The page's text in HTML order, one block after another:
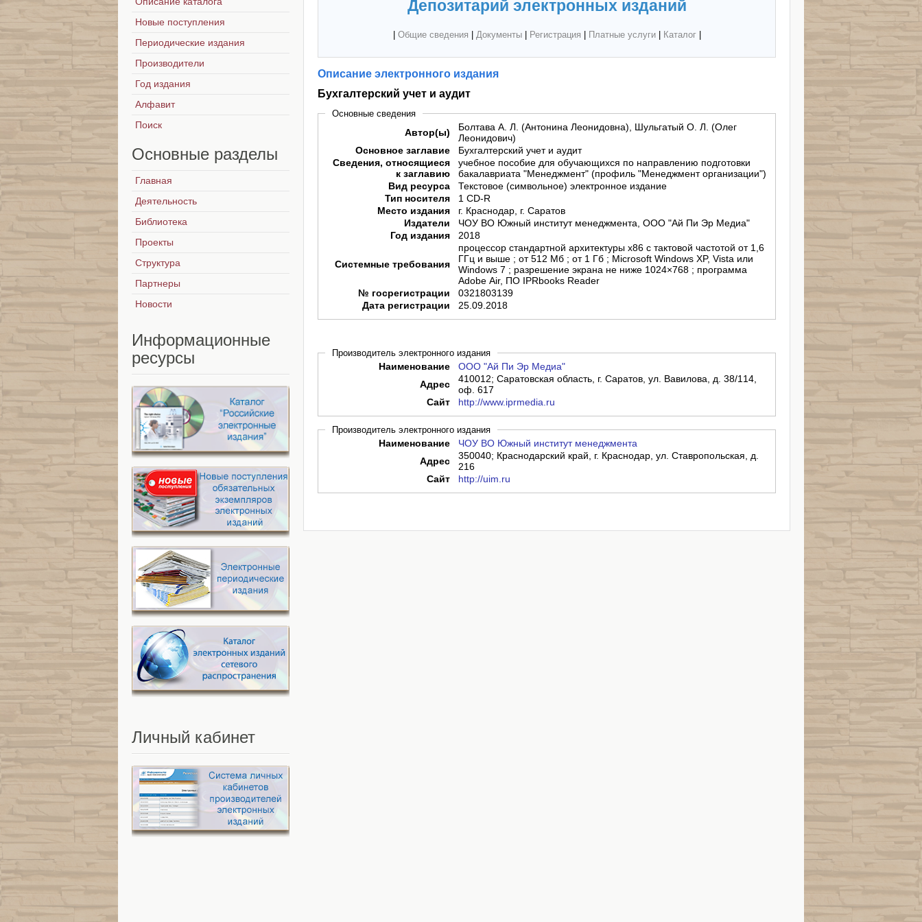
Депозитарий электронных изданий
Общие сведения Документы| Регистрация Платные услуги| Каталог|
Описание электронного издания
Бухгалтерский учет и аудит
Основные сведения
Автор(ы)
Болтава А. Л. (Антонина Леонидовна), Шульгатый О. Л. (Олег
Леонидович)
Основное заглавие
Бухгалтерский учет и аудит
Сведения, относящиеся
к заглавию
учебное пособие для обучающихся по направлению подготовки
бакалавриата "Менеджмент" (профиль "Менеджмент организации")
Вид ресурса
Текстовое (символьное) электронное издание
Тип носителя
1 CD-R
Место издания
г. Краснодар, г. Саратов
Издатели
ЧОУ ВО Южный институт менеджмента, ООО "Ай Пи Эр Медиа"
Год издания
2018
Системные требования
процессор стандартной архитектуры x86 с тактовой частотой от 1,6
ГГц и выше ; от 512 Мб ; от 1 Гб ; Microsoft Windows XP, Vista или
Windows 7 ; разрешение экрана не ниже 1024×768 ; программа
Adobe Air, ПО IPRbooks Reader
№ госрегистрации
0321803139
Дата регистрации
25.09.2018
Производитель электронного издания
Наименование
ООО "Ай Пи Эр Медиа"
Адрес
410012; Саратовская область, г. Саратов, ул. Вавилова, д. 38/114,
оф. 617
Сайт
http://www.iprmedia.ru
Производитель электронного издания
Наименование
ЧОУ ВО Южный институт менеджмента
Адрес
350040; Краснодарский край, г. Краснодар, ул. Ставропольская, д.
216
Сайт
http://uim.ru
Новые поступления
Периодические издания
Производители
Год издания
Алфавит
Поиск
Основные разделы
Главная
Деятельность
Библиотека
Проекты
Структура
Партнеры
Новости
Информационные
ресурсы
Личный кабинет